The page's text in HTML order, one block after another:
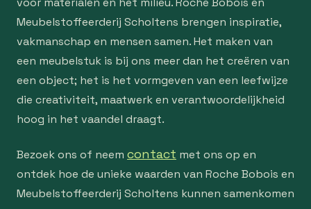
Meubelstoffeerderij Scholtens brengen inspiratie,
vakmanschap en mensen samen. Het maken van
een meubelstuk is bij ons meer dan het creëren van
een object; het is het vormgeven van een leefwijze
die creativiteit, maatwerk en verantwoordelijkheid
hoog in het vaandel draagt.
Bezoek ons of neem contact met ons op en
ontdek hoe de unieke waarden van Roche Bobois en
Meubelstoffeerderij Scholtens kunnen samenkomen